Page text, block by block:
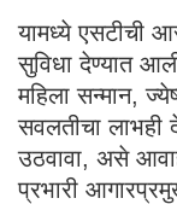
यामध्ये एसटीची
सुविधा देण्यात
महिला सन्मान,
सवलतीचा लाभही
उठवावा, असे
प्रभारी